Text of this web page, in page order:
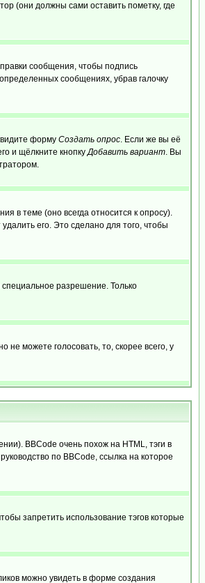
(они должны сами оставить пометку, где
сообщения, чтобы подпись
сообщениях, убрав галочку
форму Создать опрос. Если же вы её
и щёлкните кнопкуДобавить вариант. Вы
в теме (оно всегда относится к опросу).
его. Это сделано для того, чтобы
разрешение. Только
не можете голосовать, то, скорее всего, у
BBCode очень похож на HTML, тэги в
по BBCode, ссылка на которое
запретить использование тэгов которые
можно увидеть в форме создания